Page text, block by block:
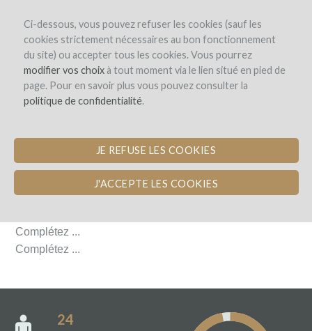
Ci-dessous, vous pouvez refuser les cookies (sauf les
cookies strictement nécessaires au bon fonctionnement
du site) ou accepter tous les cookies. Vous pourrez
modifier vos choixà tout moment via le lien situé en pied de
page. Pour en savoir plus vous pouvez consulter la
politique de confidentialité.
JE REFUSE LES COOKIES
J'ACCEPTE LES COOKIES
CHAMPAGNE BALINCOURT
REHABILITATION OF UNDERGROUND
CHALK PITS - UNESCO WORLD
HERITAGE SITE
AVIS D'EXPERTS
Complétez ...
Complétez ...
24